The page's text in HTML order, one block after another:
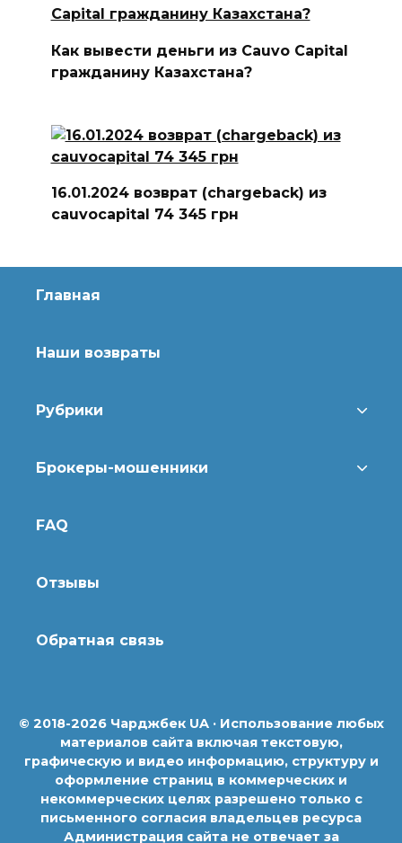
Как вывести деньги из Cauvo Capital
гражданину Казахстана?
16.01.2024 возврат (chargeback) из
cauvocapital 74 345 грн
Главная
Наши возвраты
Рубрики
Брокеры-мошенники
FAQ
Отзывы
Обратная связь
© 2018-2026 Чарджбек UA · Использование любых
материалов сайта включая текстовую,
графическую и видео информацию, структуру и
оформление страниц в коммерческих и
некоммерческих целях разрешено только с
письменного согласия владельцев ресурса
Администрация сайта не отвечает за